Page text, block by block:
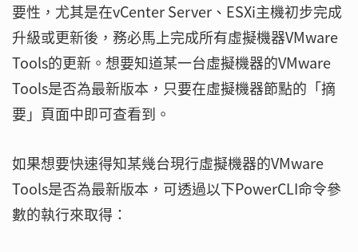
要性，尤其是在vCenter Server、ESXi主機初步完成
升級或更新後，務必馬上完成所有虛擬機器VMware
Tools的更新。想要知道某一台虛擬機器的VMware
Tools是否為最新版本，只要在虛擬機器節點的「摘
要」頁面中即可查看到。
如果想要快速得知某幾台現行虛擬機器的VMware
Tools是否為最新版本，可透過以下PowerCLI命令參
數的執行來取得：